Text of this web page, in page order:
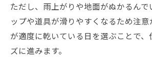
ただし、雨上がりや地面がぬかるん
ップや道具が滑りやすくなるため注
が適度に乾いている日を選ぶことで
ズに進みます。